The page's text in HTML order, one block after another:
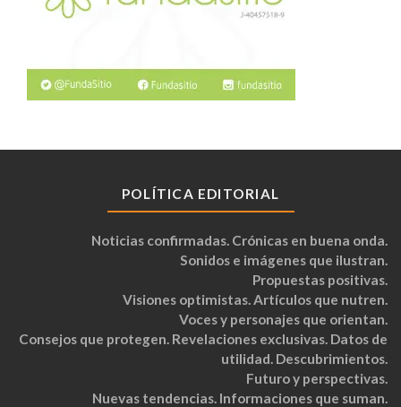
POLÍTICA EDITORIAL
Noticias confirmadas. Crónicas en buena onda.
Sonidos e imágenes que ilustran.
Propuestas positivas.
Visiones optimistas. Artículos que nutren.
Voces y personajes que orientan.
Consejos que protegen. Revelaciones exclusivas. Datos de
utilidad. Descubrimientos.
Futuro y perspectivas.
Nuevas tendencias. Informaciones que suman.